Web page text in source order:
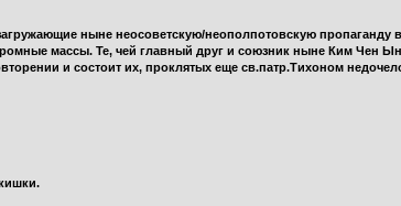
ныне неосоветскую/неополпотовскую пропаганду
массы. Те, чей главный друг и союзник ныне Ким Чен
и состоит их, проклятых еще св.патр.Тихоном